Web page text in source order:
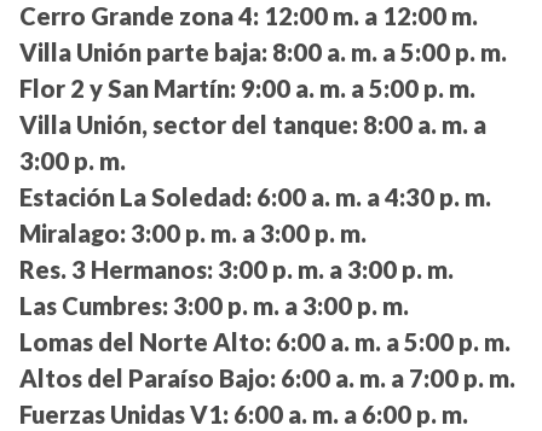
Cerro Grande zona 4: 12:00 m. a 12:00 m.
Villa Unión parte baja: 8:00 a. m. a 5:00 p. m.
Flor 2 y San Martín: 9:00 a. m. a 5:00 p. m.
Villa Unión, sector del tanque: 8:00 a. m. a
3:00 p. m.
Estación La Soledad: 6:00 a. m. a 4:30 p. m.
Miralago: 3:00 p. m. a 3:00 p. m.
Res. 3 Hermanos: 3:00 p. m. a 3:00 p. m.
Las Cumbres: 3:00 p. m. a 3:00 p. m.
Lomas del Norte Alto: 6:00 a. m. a 5:00 p. m.
Altos del Paraíso Bajo: 6:00 a. m. a 7:00 p. m.
Fuerzas Unidas V1: 6:00 a. m. a 6:00 p. m.